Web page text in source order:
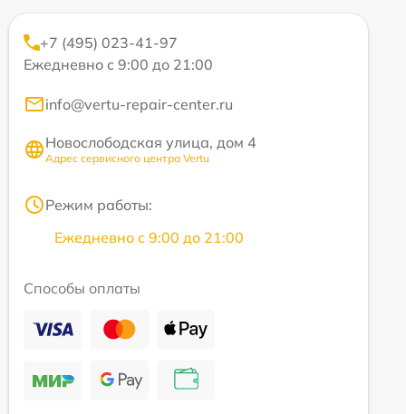
+7 (495) 023-41-97
Ежедневно с 9:00 до 21:00
info@vertu-repair-center.ru
Новослободская улица, дом 4
Адрес сервисного центра Vertu
Режим работы:
Ежедневно с 9:00 до 21:00
Способы оплаты